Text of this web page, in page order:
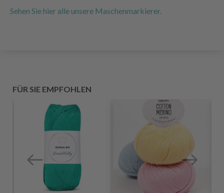
Sehen Sie hier alle unsere Maschenmarkierer.
FÜR SIE EMPFOHLEN